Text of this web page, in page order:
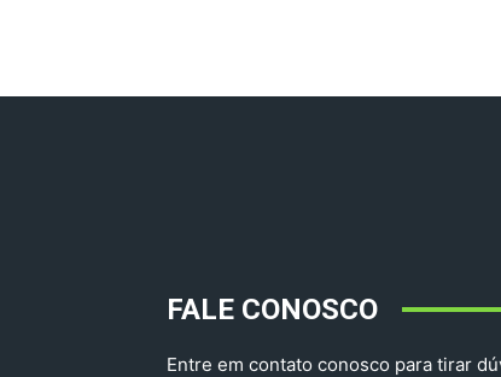
FALE CONOSCO
Entre em contato conosco para tirar